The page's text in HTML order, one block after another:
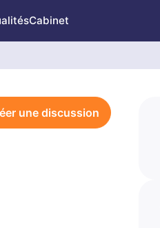
Cabinet
une discussion